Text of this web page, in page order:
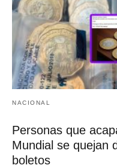
NACIONAL
Personas que
Mundial se quejan
boletos